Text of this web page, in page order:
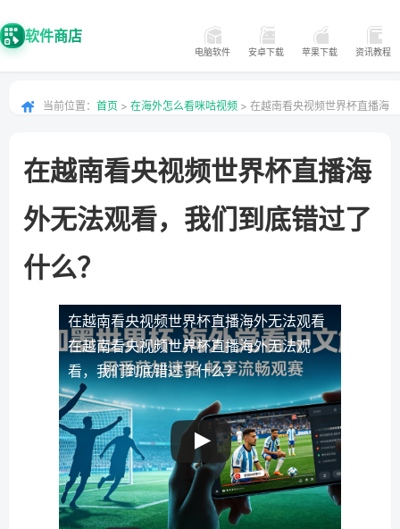
软件商店
电脑软件 安卓下载 苹果下载 资讯教程
当前位置： 首页 > 在海外怎么看咪咕视频 > 在越南看央视频世界杯直播海
在越南看央视频世界杯直播海
外无法观看，我们到底错过了
什么？
在越南看央视频世界杯直播海外无法观看
在越南看央视频世界杯直播海外无法观
看，我们到底错过了什么？